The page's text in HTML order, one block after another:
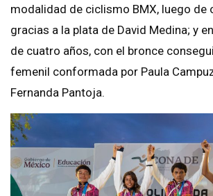
modalidad de ciclismo BMX, luego de
gracias a la plata de David Medina; y
de cuatro años, con el bronce
femenil conformada por Paula
Fernanda Pantoja.